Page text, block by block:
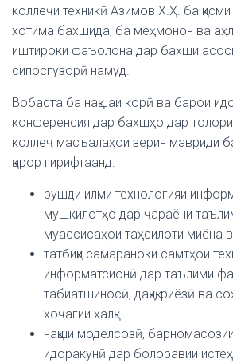
коллеҷи техникӣ Азимов Х.Ҳ. ба
хотима бахшида, ба меҳмонон ва
иштироки фаъолона дар бахши
сипосгузорӣ намуд.
Вобаста ба нақшаи корӣ ва барои
конференсия дар бахшҳо дар
коллеҷ масъалаҳои зерин мавриди
қарор гирифтаанд:
рушди илми технологияи
мушкилотҳо дар ҷараёни
муассисаҳои таҳсилоти миёна
татбиқи самараноки самтҳои
информатсионӣ дар таълими
табиатшиносӣ, дақиқ, риёзӣ ва
хоҷагии халқ.
нақши моделсозӣ,
идоракунӣ дар болоравии